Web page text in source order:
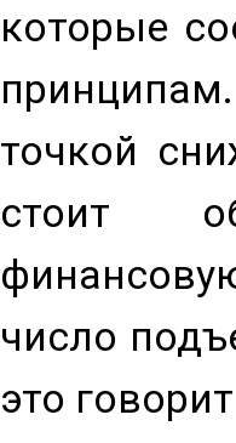
которые
точкой
стоит
число
это